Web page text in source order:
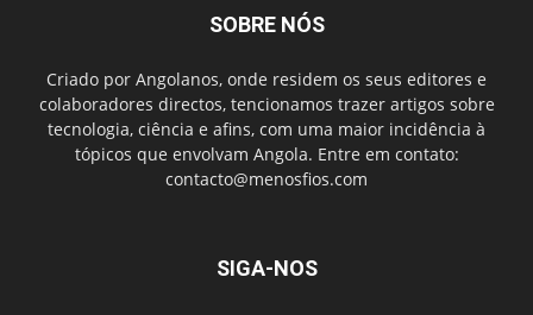
SOBRE NÓS
Criado por Angolanos, onde residem os seus editores e
colaboradores directos, tencionamos trazer artigos sobre
tecnologia, ciência e afins, com uma maior incidência à
tópicos que envolvam Angola. Entre em contato:
contacto@menosfios.com
SIGA-NOS